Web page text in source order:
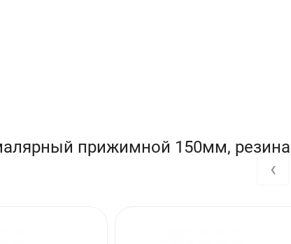
прижимной 150мм, резина
‹